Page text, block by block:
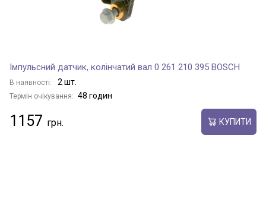
Імпульсний датчик, колінчатий вал 0 261 210 395 BOSCH
В наявності: 2 шт.
Термін очікування: 48 годин
1157 КУПИТИ